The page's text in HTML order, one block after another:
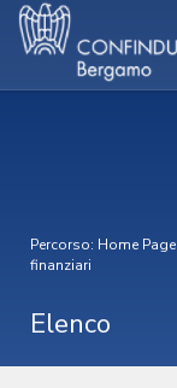
Percorso: Home Page
finanziari
Elenco